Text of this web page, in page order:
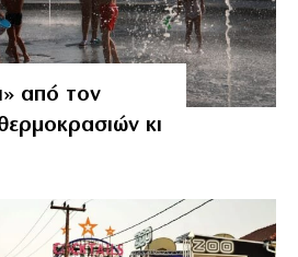
από τον
κι